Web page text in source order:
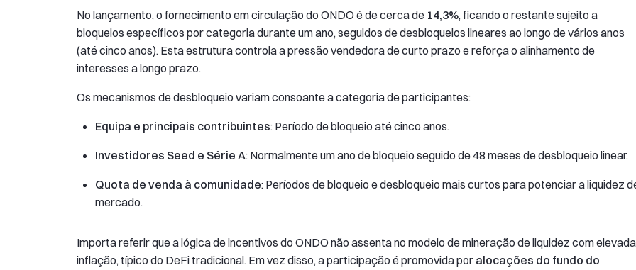
No lançamento, o fornecimento em circulação do ONDO é de cerca de 14,3%, ficando o restante sujeito a
bloqueios específicos por categoria durante um ano, seguidos de desbloqueios lineares ao longo de vários anos
(até cinco anos). Esta estrutura controla a pressão vendedora de curto prazo e reforça o alinhamento de
interesses a longo prazo.
Os mecanismos de desbloqueio variam consoante a categoria de participantes:
Equipa e principais contribuintes: Período de bloqueio até cinco anos.
Investidores Seed e Série A: Normalmente um ano de bloqueio seguido de 48 meses de desbloqueio linear.
Quota de venda à comunidade: Períodos de bloqueio e desbloqueio mais curtos para potenciar a liquidez
mercado.
Importa referir que a lógica de incentivos do ONDO não assenta no modelo de mineração de liquidez com elevada
inflação, típico do DeFi tradicional. Em vez disso, a participação é promovida por alocações do fundo do